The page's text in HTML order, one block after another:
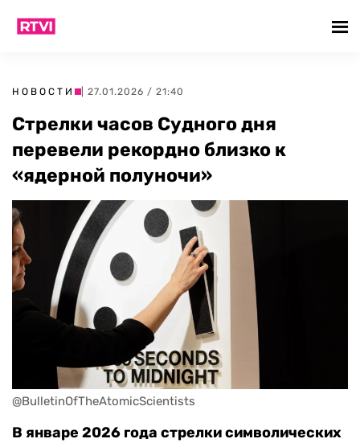
НОВОСТИ | 27.01.2026 / 21:40
Стрелки часов Судного дня
перевели рекордно близко к
«ядерной полуночи»
@BulletinOfTheAtomicScientists
В январе 2026 года стрелки символических